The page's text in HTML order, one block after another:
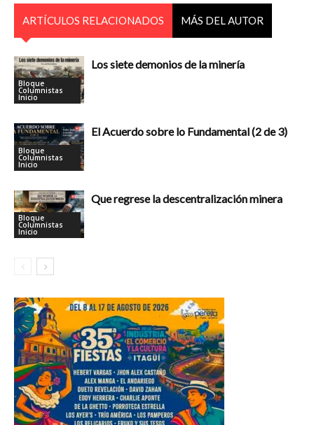
ARTÍCULOS RELACIONADOS MÁS DEL AUTOR
Bloque
Columnistas
Inicio
Los siete demonios de la minería
Bloque
Columnistas
Inicio
El Acuerdo sobre lo Fundamental (2 de 3)
Bloque
Columnistas
Inicio
Que regrese la descentralización minera